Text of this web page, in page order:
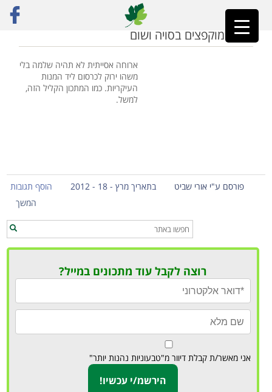
ראשי»מוקפץ ירקות
ירקות מוקפצים בסויה ושום
ארוחה אסייתית לא תהיה שלמה בלי
משהו ירוק לכרסום ליד המנות
העיקריות. כמו המתכון הקליל הזה,
למשל.
פורסם ע"י אורי שביט בתאריך מרץ - 18 - 2012
הוסף תגובות
המשך
רוצה לקבל עוד מתכונים במייל?
אני מאשר/ת קבלת דיוור מ"טבעוניות נהנות יותר"